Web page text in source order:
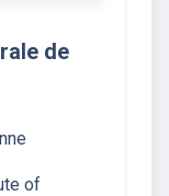
de
of